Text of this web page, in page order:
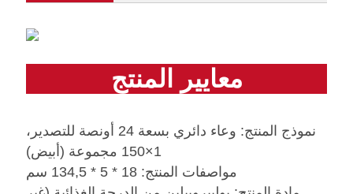
معايير المنتج
نموذج المنتج: وعاء دائري بسعة 24 أونصة للتصدير،
1×150 مجموعة (أبيض)
مواصفات المنتج: 18 * 5 * 134,5 سم